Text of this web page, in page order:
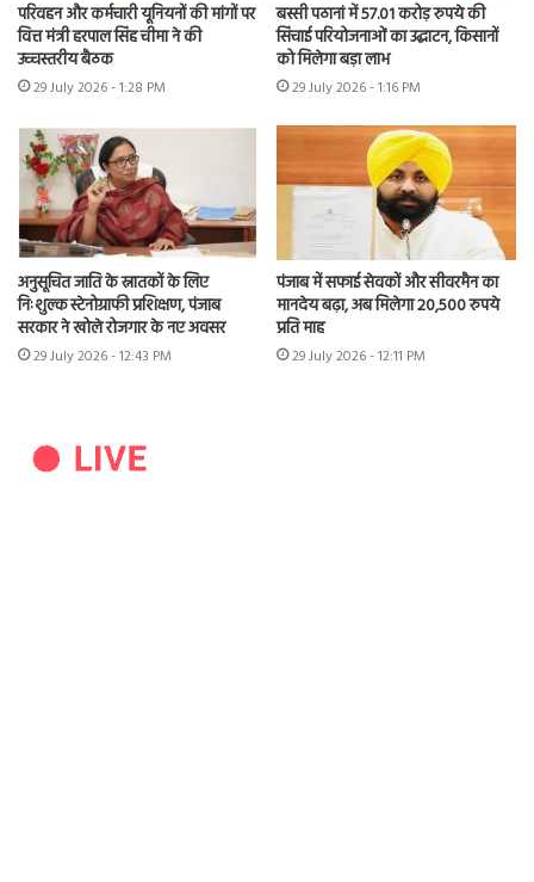
परिवहन और कर्मचारी यूनियनों की मांगों पर
वित्त मंत्री हरपाल सिंह चीमा ने की
उच्चस्तरीय बैठक
29 July 2026 - 1:28 PM
बस्सी पठानां में 57.01 करोड़ रुपये की
सिंचाई परियोजनाओं का उद्घाटन, किसानों
को मिलेगा बड़ा लाभ
29 July 2026 - 1:16 PM
अनुसूचित जाति के स्नातकों के लिए
निःशुल्क स्टेनोग्राफी प्रशिक्षण, पंजाब
सरकार ने खोले रोजगार के नए अवसर
29 July 2026 - 12:43 PM
पंजाब में सफाई सेवकों और सीवरमैन का
मानदेय बढ़ा, अब मिलेगा 20,500 रुपये
प्रति माह
29 July 2026 - 12:11 PM